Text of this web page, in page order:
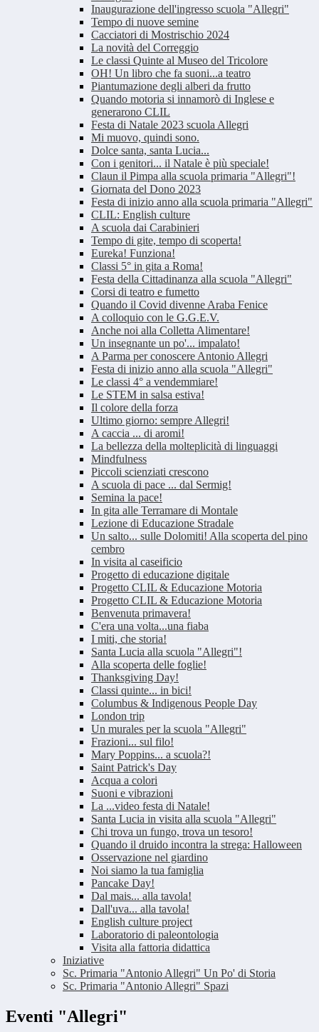
Inaugurazione dell'ingresso scuola "Allegri"
Tempo di nuove semine
Cacciatori di Mostrischio 2024
La novità del Correggio
Le classi Quinte al Museo del Tricolore
OH! Un libro che fa suoni...a teatro
Piantumazione degli alberi da frutto
Quando motoria si innamorò di Inglese e
generarono CLIL
Festa di Natale 2023 scuola Allegri
Mi muovo, quindi sono.
Dolce santa, santa Lucia...
Con i genitori... il Natale è più speciale!
Claun il Pimpa alla scuola primaria "Allegri"!
Giornata del Dono 2023
Festa di inizio anno alla scuola primaria "Allegri"
CLIL: English culture
A scuola dai Carabinieri
Tempo di gite, tempo di scoperta!
Eureka! Funziona!
Classi 5° in gita a Roma!
Festa della Cittadinanza alla scuola "Allegri"
Corsi di teatro e fumetto
Quando il Covid divenne Araba Fenice
A colloquio con le G.G.E.V.
Anche noi alla Colletta Alimentare!
Un insegnante un po'... impalato!
A Parma per conoscere Antonio Allegri
Festa di inizio anno alla scuola "Allegri"
Le classi 4° a vendemmiare!
Le STEM in salsa estiva!
Il colore della forza
Ultimo giorno: sempre Allegri!
A caccia ... di aromi!
La bellezza della molteplicità di linguaggi
Mindfulness
Piccoli scienziati crescono
A scuola di pace ... dal Sermig!
Semina la pace!
In gita alle Terramare di Montale
Lezione di Educazione Stradale
Un salto... sulle Dolomiti! Alla scoperta del pino
cembro
In visita al caseificio
Progetto di educazione digitale
Progetto CLIL & Educazione Motoria
Progetto CLIL & Educazione Motoria
Benvenuta primavera!
C'era una volta...una fiaba
I miti, che storia!
Santa Lucia alla scuola "Allegri"!
Alla scoperta delle foglie!
Thanksgiving Day!
Classi quinte... in bici!
Columbus & Indigenous People Day
London trip
Un murales per la scuola "Allegri"
Frazioni... sul filo!
Mary Poppins... a scuola?!
Saint Patrick's Day
Acqua a colori
Suoni e vibrazioni
La ...video festa di Natale!
Santa Lucia in visita alla scuola "Allegri"
Chi trova un fungo, trova un tesoro!
Quando il druido incontra la strega: Halloween
Osservazione nel giardino
Noi siamo la tua famiglia
Pancake Day!
Dal mais... alla tavola!
Dall'uva... alla tavola!
English culture project
Laboratorio di paleontologia
Visita alla fattoria didattica
Iniziative
Sc. Primaria "Antonio Allegri" Un Po' di Storia
Sc. Primaria "Antonio Allegri" Spazi
Eventi "Allegri"